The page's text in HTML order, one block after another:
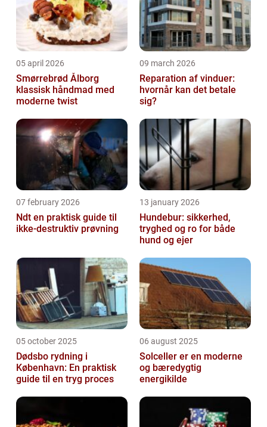
05 april 2026
Smørrebrød Ålborg
klassisk håndmad med
moderne twist
09 march 2026
Reparation af vinduer:
hvornår kan det betale
sig?
07 february 2026
Ndt en praktisk guide til
ikke-destruktiv prøvning
13 january 2026
Hundebur: sikkerhed,
tryghed og ro for både
hund og ejer
05 october 2025
Dødsbo rydning i
København: En praktisk
guide til en tryg proces
06 august 2025
Solceller er en moderne
og bæredygtig
energikilde